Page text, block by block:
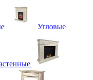
Угловые